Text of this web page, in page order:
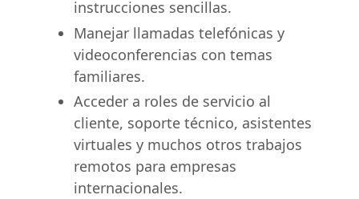
instrucciones sencillas.
Manejar llamadas telefónicas y
videoconferencias con temas
familiares.
Acceder a roles de servicio al
cliente, soporte técnico, asistentes
virtuales y muchos otros trabajos
remotos para empresas
internacionales.